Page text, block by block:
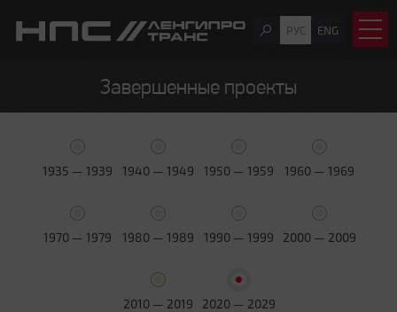
РУС ENG
Завершенные проекты
1935 — 1939 1940 — 1949 1950 — 1959 1960 — 1969
1970 — 1979 1980 — 1989 1990 — 1999 2000 — 2009
2010 — 2019 2020 — 2029